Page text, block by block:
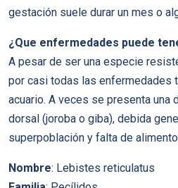
gestación suele durar un mes o
¿Que enfermedades puede
A pesar de ser una especie
por casi todas las enfermedades
acuario. A veces se presenta una
dorsal (joroba o giba), debida
superpoblación y falta de
Nombre: Lebistes reticulatus